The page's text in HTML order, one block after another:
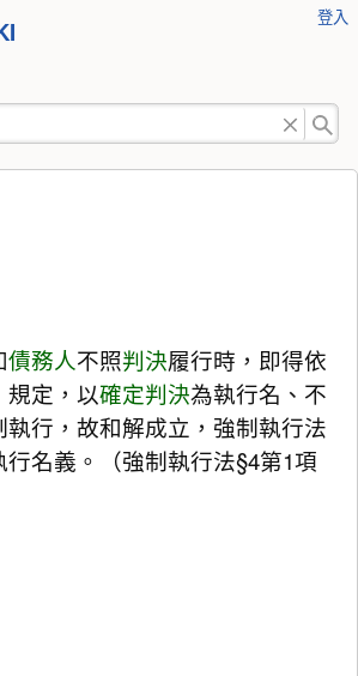
工
登入
債務人不照判決履行時，即得依
規定，以確定判決為執行名、不
行，故和解成立，強制執行法
名義。（強制執行法§4第1項